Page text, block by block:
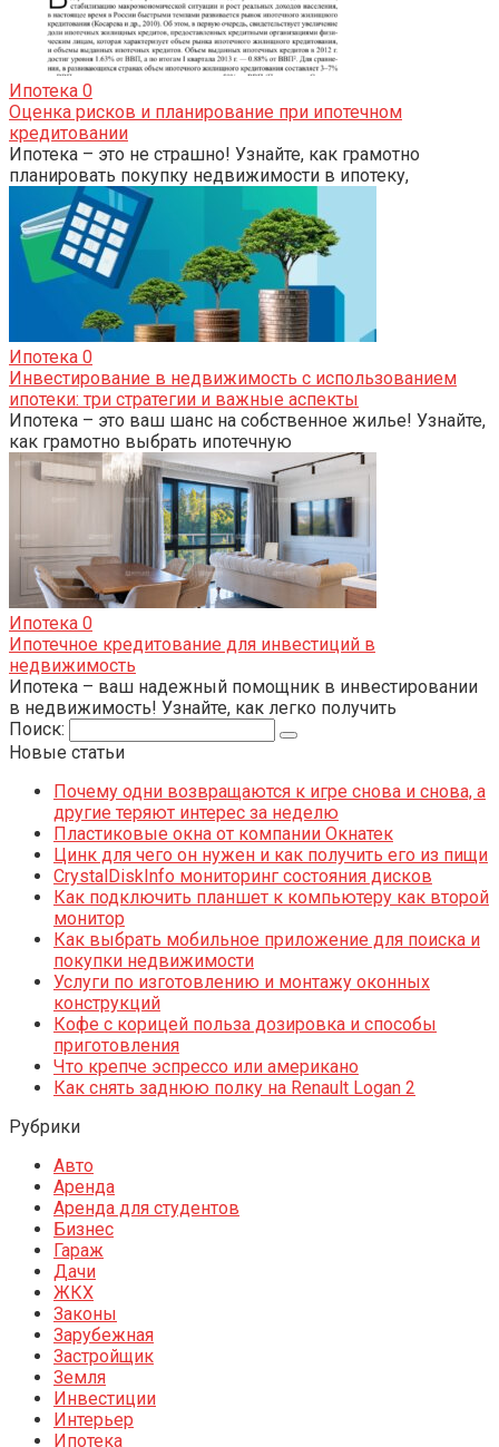
Ипотека 0
Оценка рисков и планирование при ипотечном
кредитовании
Ипотека – это не страшно! Узнайте, как грамотно
планировать покупку недвижимости в ипотеку,
Ипотека 0
Инвестирование в недвижимость с использованием
ипотеки: три стратегии и важные аспекты
Ипотека – это ваш шанс на собственное жилье! Узнайте,
как грамотно выбрать ипотечную
Ипотека 0
Ипотечное кредитование для инвестиций в
недвижимость
Ипотека – ваш надежный помощник в инвестировании
в недвижимость! Узнайте, как легко получить
Поиск:
Новые статьи
Почему одни возвращаются к игре снова и снова, а
другие теряют интерес за неделю
Пластиковые окна от компании Окнатек
Цинк для чего он нужен и как получить его из пищи
CrystalDiskInfo мониторинг состояния дисков
Как подключить планшет к компьютеру как второй
монитор
Как выбрать мобильное приложение для поиска и
покупки недвижимости
Услуги по изготовлению и монтажу оконных
конструкций
Кофе с корицей польза дозировка и способы
приготовления
Что крепче эспрессо или американо
Как снять заднюю полку на Renault Logan 2
Рубрики
Авто
Аренда
Аренда для студентов
Бизнес
Гараж
Дачи
ЖКХ
Законы
Зарубежная
Застройщик
Земля
Инвестиции
Интерьер
Ипотека